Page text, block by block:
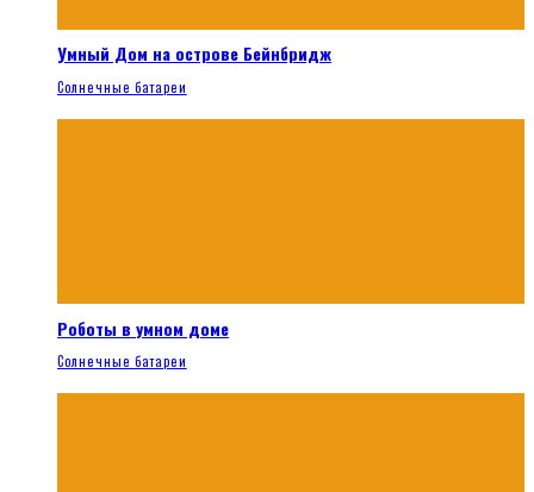
Умный Дом на острове Бейнбридж
Солнечные батареи
Роботы в умном доме
Солнечные батареи